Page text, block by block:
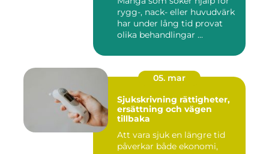
rygg-, nack- eller huvudvärk
har under lång tid provat
olika behandlingar ...
05. mar
Sjukskrivning rättigheter,
ersättning och vägen
tillbaka
Att vara sjuk en längre tid
påverkar både ekonomi,